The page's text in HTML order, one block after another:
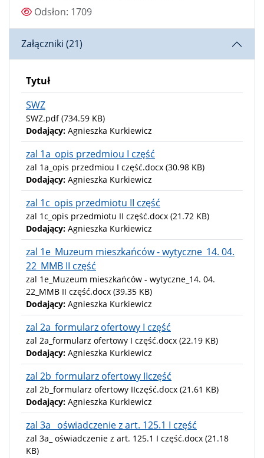
Odsłony
Odsłon: 1709
Załączniki (21)
Tytuł
SWZ
SWZ.pdf (734.59 KB)
Dodający: Agnieszka Kurkiewicz
zal 1a_opis przedmiou I część
zal 1a_opis przedmiou I część.docx (30.98 KB)
Dodający: Agnieszka Kurkiewicz
zal 1c_opis przedmiotu II część
zal 1c_opis przedmiotu II część.docx (21.72 KB)
Dodający: Agnieszka Kurkiewicz
zal 1e_Muzeum mieszkańców - wytyczne_14. 04.
22_MMB II część
zal 1e_Muzeum mieszkańców - wytyczne_14. 04.
22_MMB II część.docx (39.35 KB)
Dodający: Agnieszka Kurkiewicz
zal 2a_formularz ofertowy I część
zal 2a_formularz ofertowy I część.docx (22.19 KB)
Dodający: Agnieszka Kurkiewicz
zal 2b_formularz ofertowy IIczęść
zal 2b_formularz ofertowy IIczęść.docx (21.61 KB)
Dodający: Agnieszka Kurkiewicz
zal 3a_ oświadczenie z art. 125.1 I część
zal 3a_ oświadczenie z art. 125.1 I część.docx (21.18
KB)